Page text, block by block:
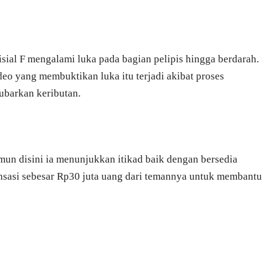
F mengalami luka pada bagian pelipis hingga berdarah.
yang membuktikan luka itu terjadi akibat proses
keributan.
disini ia menunjukkan itikad baik dengan bersedia
sebesar Rp30 juta uang dari temannya untuk membantu